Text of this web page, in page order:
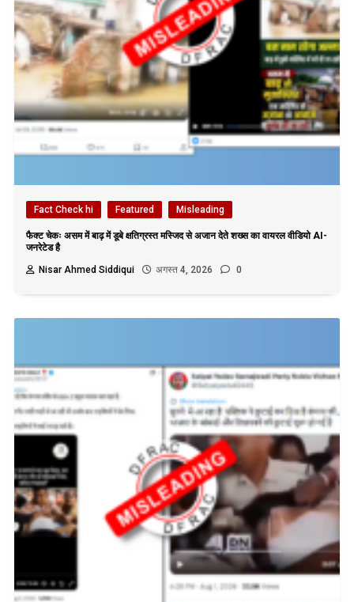
Fact Check hi Featured Misleading
फैक्ट चेकः असम में बाढ़ में डूबे क्षतिग्रस्त मस्जिद से अजान देते शख्स का वायरल वीडियो AI-
जनरेटेड है
Nisar Ahmed Siddiqui
अगस्त 4, 2026 0